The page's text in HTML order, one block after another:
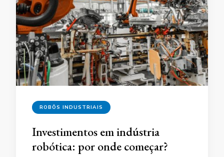
ROBÔS INDUSTRIAIS
Investimentos em indústria
robótica: por onde começar?